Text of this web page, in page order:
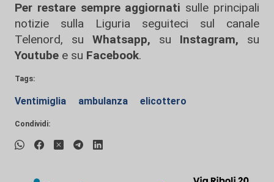
Per restare sempre aggiornati sulle principali
notizie sulla Liguria seguiteci sul canale
Telenord, su
Whatsapp, su Instagram, su
Youtube e su Facebook.
Tags:
Ventimiglia ambulanza elicottero
Condividi: